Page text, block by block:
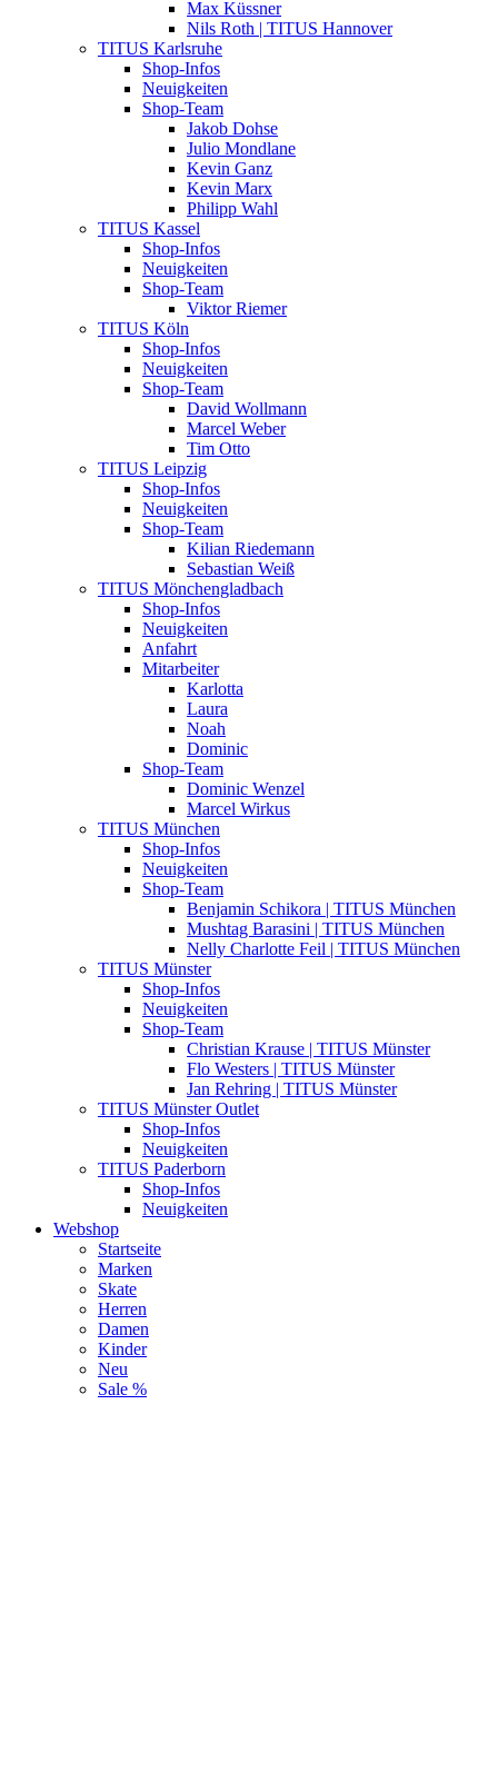
Max Küssner
Nils Roth | TITUS Hannover
TITUS Karlsruhe
Shop-Infos
Neuigkeiten
Shop-Team
Jakob Dohse
Julio Mondlane
Kevin Ganz
Kevin Marx
Philipp Wahl
TITUS Kassel
Shop-Infos
Neuigkeiten
Shop-Team
Viktor Riemer
TITUS Köln
Shop-Infos
Neuigkeiten
Shop-Team
David Wollmann
Marcel Weber
Tim Otto
TITUS Leipzig
Shop-Infos
Neuigkeiten
Shop-Team
Kilian Riedemann
Sebastian Weiß
TITUS Mönchengladbach
Shop-Infos
Neuigkeiten
Anfahrt
Mitarbeiter
Karlotta
Laura
Noah
Dominic
Shop-Team
Dominic Wenzel
Marcel Wirkus
TITUS München
Shop-Infos
Neuigkeiten
Shop-Team
Benjamin Schikora | TITUS München
Mushtag Barasini | TITUS München
Nelly Charlotte Feil | TITUS München
TITUS Münster
Shop-Infos
Neuigkeiten
Shop-Team
Christian Krause | TITUS Münster
Flo Westers | TITUS Münster
Jan Rehring | TITUS Münster
TITUS Münster Outlet
Shop-Infos
Neuigkeiten
TITUS Paderborn
Shop-Infos
Neuigkeiten
Webshop
Startseite
Marken
Skate
Herren
Damen
Kinder
Neu
Sale %